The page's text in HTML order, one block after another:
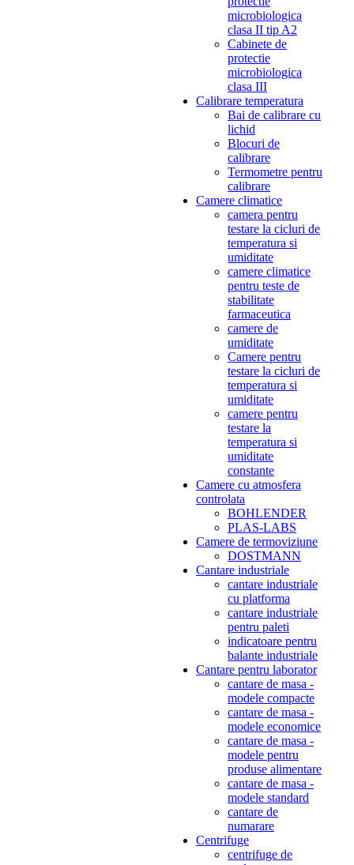
microbiologica
clasa II tip A2
Cabinete de
protectie
microbiologica
clasa III
Calibrare temperatura
Bai de calibrare cu
lichid
Blocuri de
calibrare
Termometre pentru
calibrare
Camere climatice
camera pentru
testare la cicluri de
temperatura si
umiditate
camere climatice
pentru teste de
stabilitate
farmaceutica
camere de
umiditate
Camere pentru
testare la cicluri de
temperatura si
umiditate
camere pentru
testare la
temperatura si
umiditate
constante
Camere cu atmosfera
controlata
BOHLENDER
PLAS-LABS
Camere de termoviziune
DOSTMANN
Cantare industriale
cantare industriale
cu platforma
cantare industriale
pentru paleti
indicatoare pentru
balante industriale
Cantare pentru laborator
cantare de masa -
modele compacte
cantare de masa -
modele economice
cantare de masa -
modele pentru
produse alimentare
cantare de masa -
modele standard
cantare de
numarare
Centrifuge
centrifuge de